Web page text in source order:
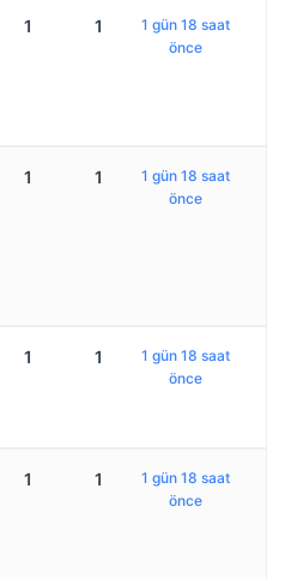
1 1
1 gün 18 saat
önce
1 1
1 gün 18 saat
önce
1 1
1 gün 18 saat
önce
1 1
1 gün 18 saat
önce